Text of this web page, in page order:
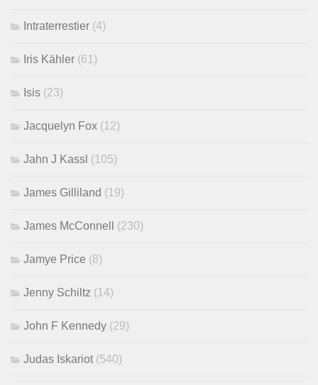
Intraterrestier (4)
Iris Kähler (61)
Isis (23)
Jacquelyn Fox (12)
Jahn J Kassl (105)
James Gilliland (19)
James McConnell (230)
Jamye Price (8)
Jenny Schiltz (14)
John F Kennedy (29)
Judas Iskariot (540)